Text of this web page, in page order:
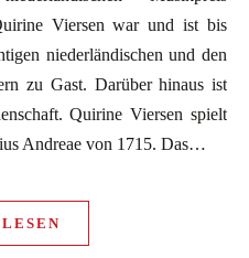
Viersen war und ist bis
niederländischen und den
zu Gast. Darüber hinaus ist
Quirine Viersen spielt
Andreae von 1715. Das…